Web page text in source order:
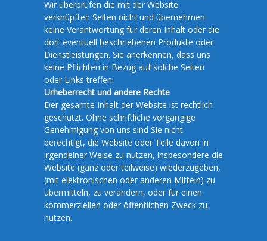
Wir überprüfen die mit der Website
verknüpften Seiten nicht und übernehmen
keine Verantwortung für deren Inhalt oder die
dort eventuell beschriebenen Produkte oder
Dienstleistungen. Sie anerkennen, dass uns
keine Pflichten in Bezug auf solche Seiten
oder Links treffen.
Urheberrecht und andere Rechte
Der gesamte Inhalt der Website ist rechtlich
geschützt. Ohne schriftliche vorgängige
Genehmigung von uns sind Sie nicht
berechtigt, die Website oder Teile davon in
irgendeiner Weise zu nutzen, insbesondere die
Website (ganz oder teilweise) wiederzugeben,
(mit elektronischen oder anderen Mitteln) zu
übermitteln, zu verändern, oder für einen
kommerziellen oder öffentlichen Zweck zu
nutzen.